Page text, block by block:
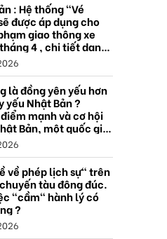
: Hệ thống "Vé
được áp dụng cho
giao thông xe
4 , chi tiết danh
mức xử phạt.
là đồng yên yếu hơn
yếu Nhật Bản ?
mạnh và cơ hội
Bản, một quốc gia
về phép lịch sự" trên
tàu đông đúc.
"cầm" hành lý có
?